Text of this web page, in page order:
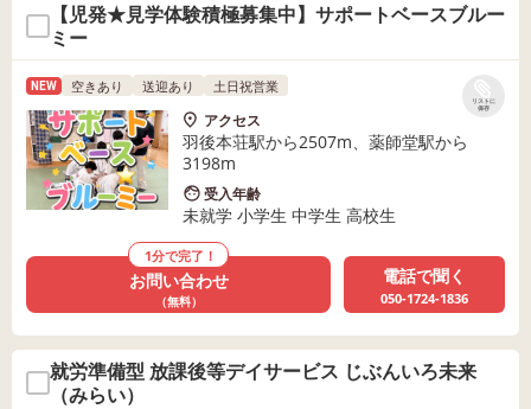
【児発★見学体験積極募集中】サポートベースブルー
ミー
リストに
保存
NEW 空きあり 送迎あり 土日祝営業
アクセス
羽後本荘駅から2507m、薬師堂駅から
3198m
受入年齢
未就学 小学生 中学生 高校生
1分で完了！
お問い合わせ
（無料）
電話で聞く
050-1724-1836
就労準備型 放課後等デイサービス じぶんいろ未来
（みらい）